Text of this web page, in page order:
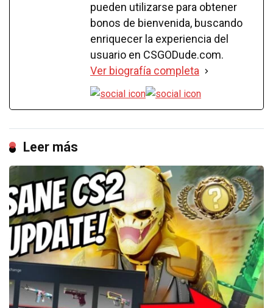
pueden utilizarse para obtener
bonos de bienvenida, buscando
enriquecer la experiencia del
usuario en CSGODude.com.
Ver biografía completa
Leer más